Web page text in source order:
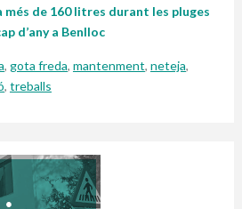
de 160 litres durant les pluges
d’any a Benlloc
, gota freda, mantenment, neteja,
, treballs